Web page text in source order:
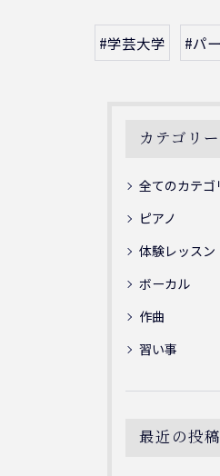
#学芸大学 #パ
カテゴリー
全てのカテゴ
ピアノ
体験レッスン
ボーカル
作曲
習い事
最近の投稿